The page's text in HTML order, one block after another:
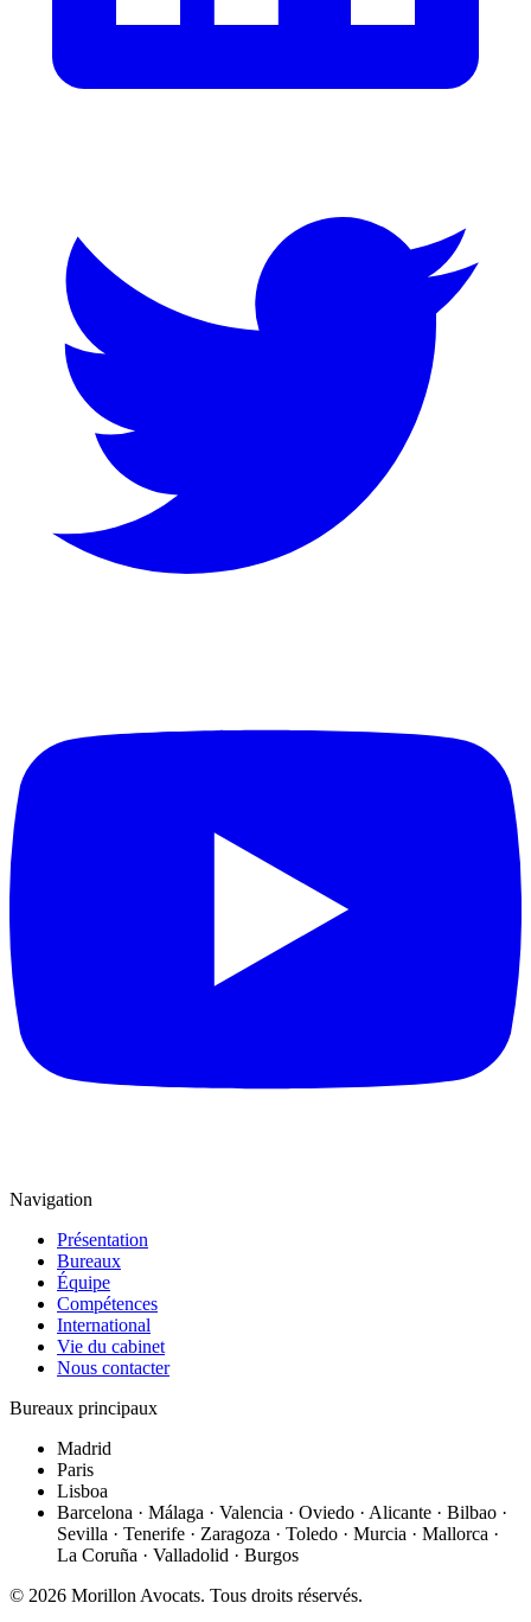
Navigation
Présentation
Bureaux
Équipe
Compétences
International
Vie du cabinet
Nous contacter
Bureaux principaux
Madrid
Paris
Lisboa
Barcelona · Málaga · Valencia · Oviedo · Alicante · Bilbao ·
Sevilla · Tenerife · Zaragoza · Toledo · Murcia · Mallorca ·
La Coruña · Valladolid · Burgos
© 2026 Morillon Avocats. Tous droits réservés.